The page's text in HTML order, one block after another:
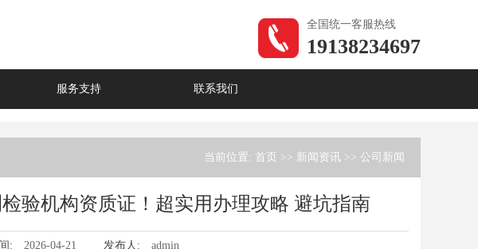
全国统一客服热线
19138234697
服务支持 联系我们
当前位置: 首页 >> 新闻资讯 >> 公司新闻
验机构资质证！超实用办理攻略 避坑指南
: 2026-04-21 发布人: admin